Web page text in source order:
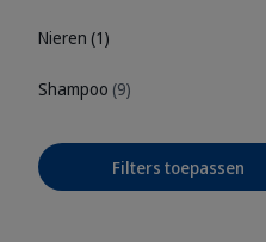
Nieren (1)
Shampoo (9)
Filters toepassen